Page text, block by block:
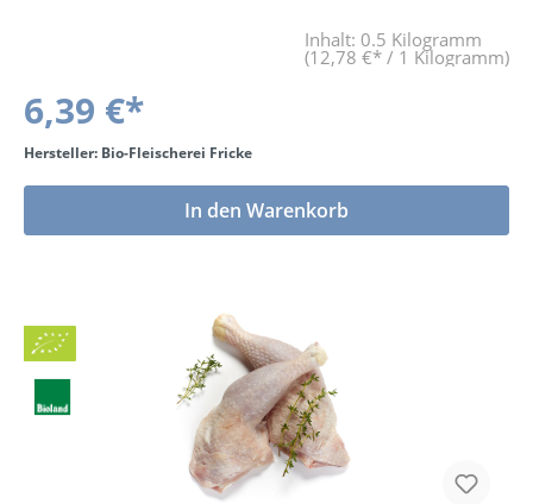
Inhalt: 0.5 Kilogramm
(12,78 €* / 1 Kilogramm)
6,39 €*
Hersteller: Bio-Fleischerei Fricke
In den Warenkorb
Bio
BLa